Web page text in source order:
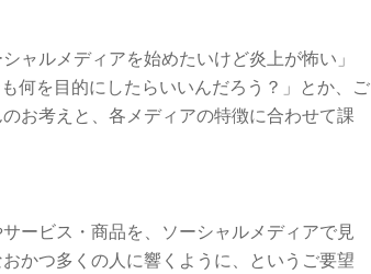
ャルメディアを始めたいけど炎上が怖い」
何を目的にしたらいいんだろう？」とか、ご
お考えと、各メディアの特徴に合わせて課
ービス・商品を、ソーシャルメディアで見
かつ多くの人に響くように、というご要望